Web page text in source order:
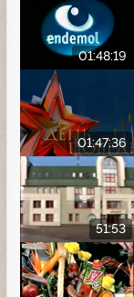
01:48:19
01:47:36
51:53